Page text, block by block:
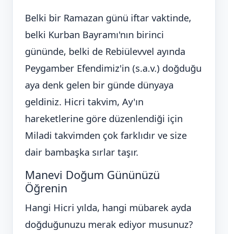
Belki bir Ramazan günü iftar vaktinde,
belki Kurban Bayramı'nın birinci
gününde, belki de Rebiülevvel ayında
Peygamber Efendimiz'in (s.a.v.) doğduğu
aya denk gelen bir günde dünyaya
geldiniz. Hicri takvim, Ay'ın
hareketlerine göre düzenlendiği için
Miladi takvimden çok farklıdır ve size
dair bambaşka sırlar taşır.
Manevi Doğum Gününüzü
Öğrenin
Hangi Hicri yılda, hangi mübarek ayda
doğduğunuzu merak ediyor musunuz?